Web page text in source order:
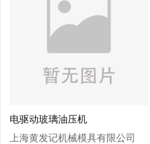
电驱动玻璃油压机
上海黄发记机械模具有限公司